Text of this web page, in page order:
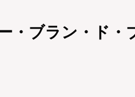
・ブラン・ド・